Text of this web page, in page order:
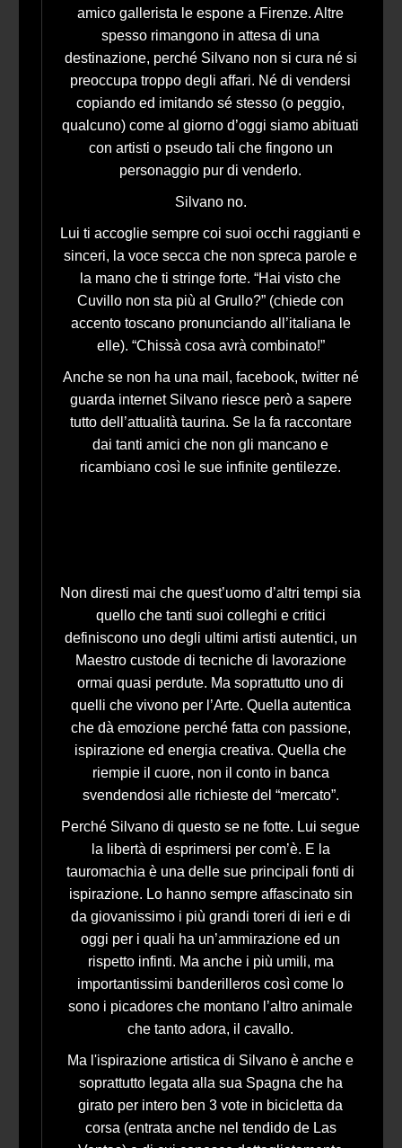
amico gallerista le espone a Firenze. Altre
spesso rimangono in attesa di una
destinazione, perché Silvano non si cura né si
preoccupa troppo degli affari. Né di vendersi
copiando ed imitando sé stesso (o peggio,
qualcuno) come al giorno d’oggi siamo abituati
con artisti o pseudo tali che fingono un
personaggio pur di venderlo.
Silvano no.
Lui ti accoglie sempre coi suoi occhi raggianti e
sinceri, la voce secca che non spreca parole e
la mano che ti stringe forte. “Hai visto che
Cuvillo non sta più al Grullo?” (chiede con
accento toscano pronunciando all’italiana le
elle). “Chissà cosa avrà combinato!”
Anche se non ha una mail, facebook, twitter né
guarda internet Silvano riesce però a sapere
tutto dell’attualità taurina. Se la fa raccontare
dai tanti amici che non gli mancano e
ricambiano così le sue infinite gentilezze.
Non diresti mai che quest’uomo d’altri tempi sia
quello che tanti suoi colleghi e critici
definiscono uno degli ultimi artisti autentici, un
Maestro custode di tecniche di lavorazione
ormai quasi perdute. Ma soprattutto uno di
quelli che vivono per l’Arte. Quella autentica
che dà emozione perché fatta con passione,
ispirazione ed energia creativa. Quella che
riempie il cuore, non il conto in banca
svendendosi alle richieste del “mercato”.
Perché Silvano di questo se ne fotte. Lui segue
la libertà di esprimersi per com’è. E la
tauromachia è una delle sue principali fonti di
ispirazione. Lo hanno sempre affascinato sin
da giovanissimo i più grandi toreri di ieri e di
oggi per i quali ha un’ammirazione ed un
rispetto infinti. Ma anche i più umili, ma
importantissimi banderilleros così come lo
sono i picadores che montano l’altro animale
che tanto adora, il cavallo.
Ma l'ispirazione artistica di Silvano è anche e
soprattutto legata alla sua Spagna che ha
girato per intero ben 3 vote in bicicletta da
corsa (entrata anche nel tendido de Las